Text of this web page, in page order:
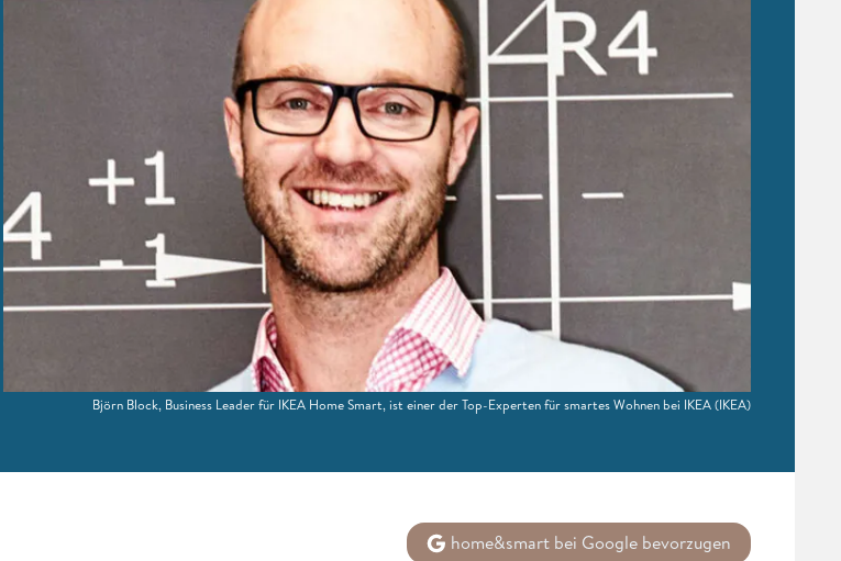
Björn Block, Business Leader für IKEA Home Smart, ist einer der Top-Experten für smartes Wohnen bei IKEA(IKEA)
home&smart bei Google bevorzugen